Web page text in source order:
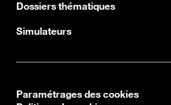
Dossiers thématiques
Simulateurs
Paramétrages des cookies